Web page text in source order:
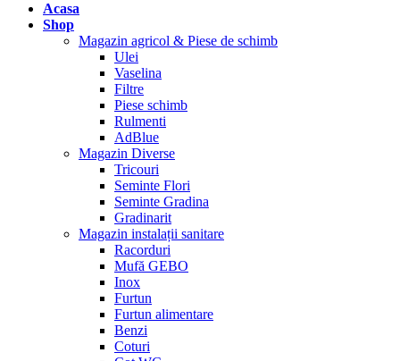
Acasa
Shop
Magazin agricol & Piese de schimb
Ulei
Vaselina
Filtre
Piese schimb
Rulmenti
AdBlue
Magazin Diverse
Tricouri
Seminte Flori
Seminte Gradina
Gradinarit
Magazin instalații sanitare
Racorduri
Mufă GEBO
Inox
Furtun
Furtun alimentare
Benzi
Coturi